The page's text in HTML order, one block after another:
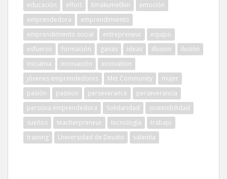
educación
effort EmakumeEkin
emoción
emprendedora
emprendimiento
emprendimiento social
entrepreneur
equipo
esfuerzo
formación ganas ideas illusion
ilusión
iniciativa
innovación
innovation
jóvenes emprendedores
Met Community
mujer
pasión
passion perseverance
perseverancia
persona emprendedora
Solidaridad
sostenibilidad
sueños
teacherpreneur tecnología
trabajo
training
Universidad de Deusto valentía